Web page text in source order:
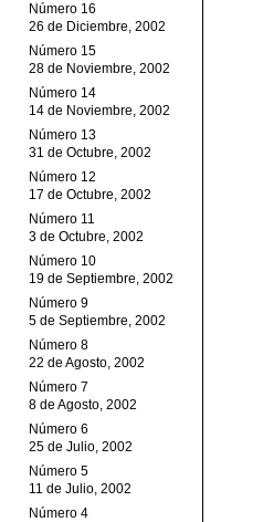
Número 16
26 de Diciembre, 2002
Número 15
28 de Noviembre, 2002
Número 14
14 de Noviembre, 2002
Número 13
31 de Octubre, 2002
Número 12
17 de Octubre, 2002
Número 11
3 de Octubre, 2002
Número 10
19 de Septiembre, 2002
Número 9
5 de Septiembre, 2002
Número 8
22 de Agosto, 2002
Número 7
8 de Agosto, 2002
Número 6
25 de Julio, 2002
Número 5
11 de Julio, 2002
Número 4